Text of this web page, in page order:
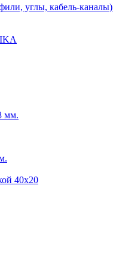
углы, кабель-каналы)
мм.
40х20